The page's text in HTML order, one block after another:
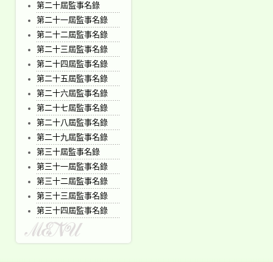
第二十屆監事名錄
第二十一屆監事名錄
第二十二屆監事名錄
第二十三屆監事名錄
第二十四屆監事名錄
第二十五屆監事名錄
第二十六屆監事名錄
第二十七屆監事名錄
第二十八屆監事名錄
第二十九屆監事名錄
第三十屆監事名錄
第三十一屆監事名錄
第三十二屆監事名錄
第三十三屆監事名錄
第三十四屆監事名錄